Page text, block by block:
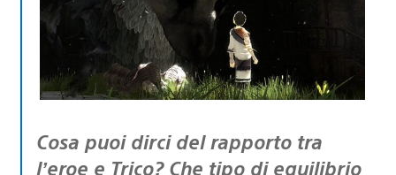
Cosa puoi dirci del rapporto tra
l’eroe e Trico? Che tipo di equilibrio